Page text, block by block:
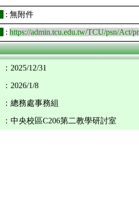
: 無附件
: https://admin.tcu.edu.tw/TCU/psn/Act/
：2025/12/31
：2026/1/8
：總務處事務組
：中央校區C206第二教學研討室